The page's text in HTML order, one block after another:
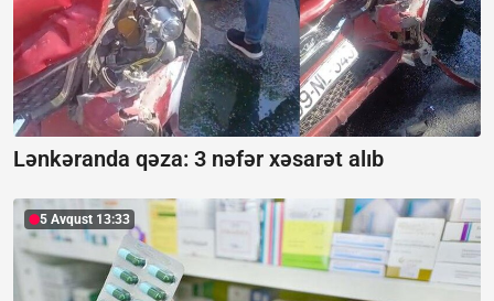
Lənkəranda qəza: 3 nəfər xəsarət alıb
5 Avqust 13:33